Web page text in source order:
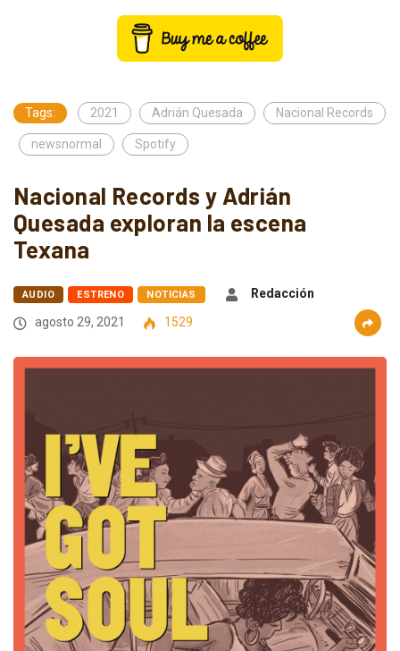
Tags: 2021 Adrián Quesada Nacional Records
newsnormal Spotify
Nacional Records y Adrián
Quesada exploran la escena
Texana
AUDIO ESTRENO NOTICIAS
Redacción
agosto 29, 2021
1529